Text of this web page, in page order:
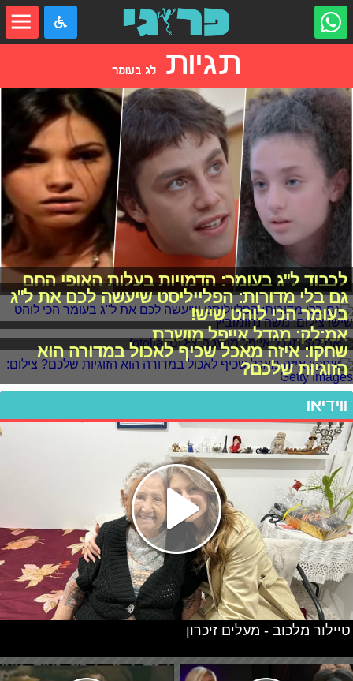
תגיות לג בעומר
לכבוד ל"ג בעומר: הדמויות בעלות האופי החם
גם בלי מדורות: הפלייליסט שיעשה לכם את ל"ג
בעומר הכי לוהט שיש!
אמ;לק: מגדל אייפל מושבת
שחקו: איזה מאכל שכיף לאכול במדורה הוא
הזוגיות שלכם?
ווידיאו
טיילור מלכוב - מעלים זיכרון